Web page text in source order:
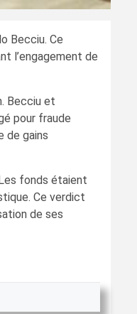
Becciu. Ce
l’engagement de
Becciu et
pour fraude
de gains
fonds étaient
Ce verdict
de ses